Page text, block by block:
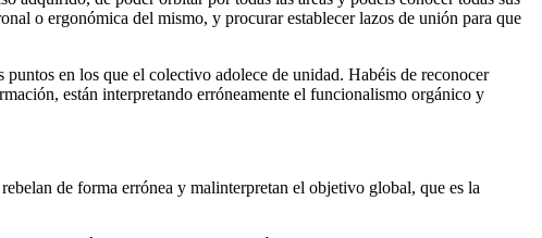
o ergonómica del mismo, y procurar establecer lazos de unión para que
en los que el colectivo adolece de unidad. Habéis de reconocer
están interpretando erróneamente el funcionalismo orgánico y
de forma errónea y malinterpretan el objetivo global, que es la